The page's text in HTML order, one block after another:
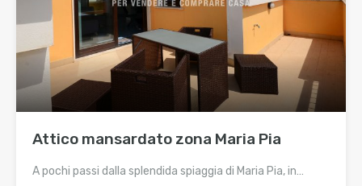
Attico mansardato zona Maria Pia
A pochi passi dalla splendida spiaggia di Maria Pia, in…